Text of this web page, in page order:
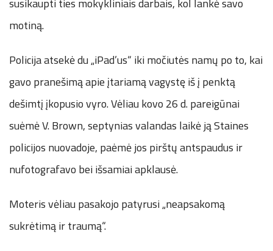
susikaupti ties mokykliniais darbais, kol lankė savo
motiną.
Policija atsekė du „iPad’us“ iki močiutės namų po to, kai
gavo pranešimą apie įtariamą vagystę iš į penktą
dešimtį įkopusio vyro. Vėliau kovo 26 d. pareigūnai
suėmė V. Brown, septynias valandas laikė ją Staines
policijos nuovadoje, paėmė jos pirštų antspaudus ir
nufotografavo bei išsamiai apklausė.
Moteris vėliau pasakojo patyrusi „neapsakomą
sukrėtimą ir traumą“.